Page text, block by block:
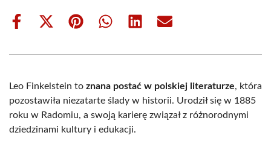
Share
Share
(Twitter)
Share Share Share Share
Leo Finkelstein to znana postać w polskiej literaturze, która
pozostawiła niezatarte ślady w historii. Urodził się w 1885
roku w Radomiu, a swoją karierę związał z różnorodnymi
dziedzinami kultury i edukacji.